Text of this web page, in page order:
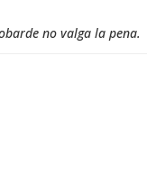
no valga la pena.